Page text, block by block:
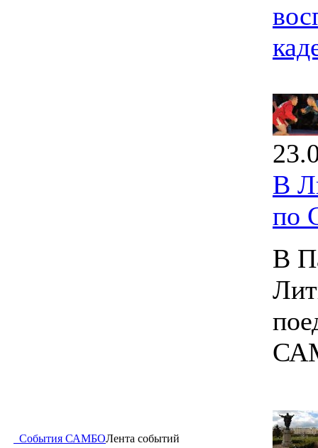
События САМБОЛента событий
В
по
В